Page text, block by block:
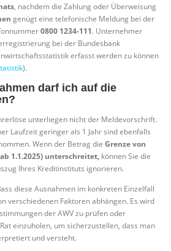
, nachdem die Zahlung oder Überweisung
genügt eine telefonische Meldung bei der
0800 1234-111. Unternehmer
bei der Bundesbank
erfasst werden zu können
).
darf ich auf die
unterliegen nicht der Meldevorschrift.
Laufzeit geringer als 1 Jahr sind ebenfalls
Wenn der Betrag die Grenze von
1.1.2025) unterschreitet, können Sie die
Ihres Kreditinstituts ignorieren.
diese Ausnahmen im konkreten Einzelfall
verschiedenen Faktoren abhängen. Es wird
der AWV zu prüfen oder
einzuholen, um sicherzustellen, dass man
und versteht.